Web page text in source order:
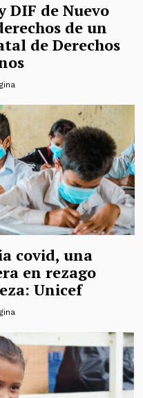
DIF de Nuevo
de un
de Derechos
covid, una
en rezago
Unicef